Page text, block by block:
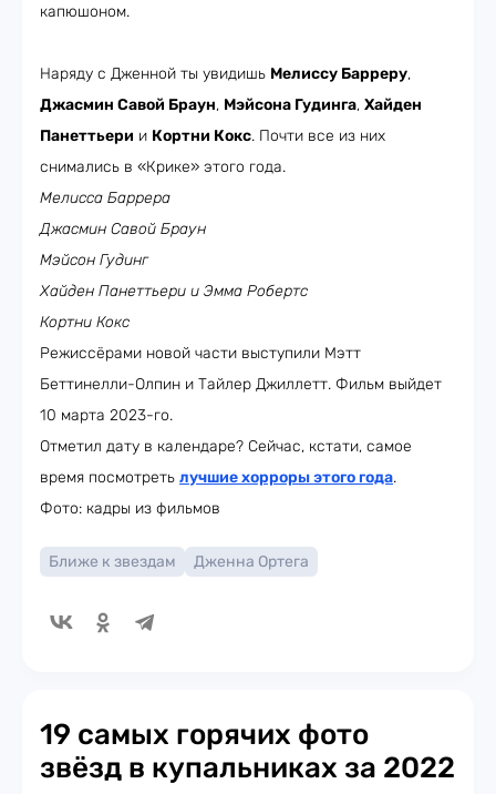
капюшоном.
Наряду с Дженной ты увидишь Мелиссу Барреру,
Джасмин Савой Браун, Мэйсона Гудинга, Хайден
Панеттьери и Кортни Кокс. Почти все из них
снимались в «Крике» этого года.
Мелисса Баррера
Джасмин Савой Браун
Мэйсон Гудинг
Хайден Панеттьери и Эмма Робертс
Кортни Кокс
Режиссёрами новой части выступили Мэтт
Беттинелли-Олпин и Тайлер Джиллетт. Фильм выйдет
10 марта 2023-го.
Отметил дату в календаре? Сейчас, кстати, самое
время посмотреть лучшие хорроры этого года.
Фото: кадры из фильмов
Ближе к звездам Дженна Ортега
19 самых горячих фото
звёзд в купальниках за 2022